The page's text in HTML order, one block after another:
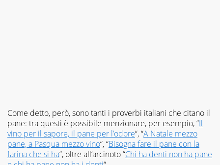
Come detto, però, sono tanti i proverbi italiani che citano il
pane: tra questi è possibile menzionare, per esempio, “Il
vino per il sapore, il pane per l’odore“, “A Natale mezzo
pane, a Pasqua mezzo vino“, “Bisogna fare il pane con la
farina che si ha“, oltre all’arcinoto “Chi ha denti non ha pane